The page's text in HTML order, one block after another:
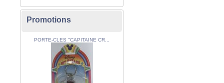
Promotions
PORTE-CLES "CAPITAINE CR...